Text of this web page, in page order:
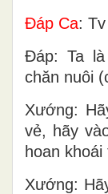
Ðáp Ca:
Ðáp: Ta
chăn nuôi
Xướng:
vẻ, hãy
hoan khoái
Xướng: